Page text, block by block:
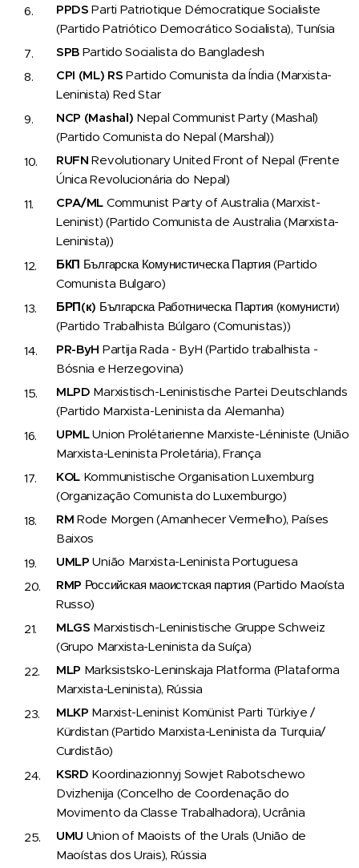
PPDS Parti Patriotique Démocratique Socialiste
(Partido Patriótico Democrático Socialista), Tunísia
SPB Partido Socialista do Bangladesh
CPI (ML) RSPartido Comunista da Índia (Marxista-
Leninista) Red Star
NCP (Mashal) Nepal Communist Party (Mashal)
(Partido Comunista do Nepal (Marshal))
RUFN Revolutionary United Front of Nepal (Frente
Única Revolucionária do Nepal)
CPA/ML Communist Party of Australia (Marxist-
Leninist) (Partido Comunista de Australia (Marxista-
Leninista))
БКП Българска Комунистическа Партия (Partido
Comunista Bulgaro)
БРП(к) Българска Работническа Партия (комунисти)
(Partido Trabalhista Búlgaro (Comunistas))
PR-ByH Partija Rada - ByH (Partido trabalhista -
Bósnia e Herzegovina)
MLPD Marxistisch-Leninistische Partei Deutschlands
(Partido Marxista-Leninista da Alemanha)
UPMLUnion Prolétarienne Marxiste-Léniniste (União
Marxista-Leninista Proletária), França
KOL Kommunistische Organisation Luxemburg
(Organização Comunista do Luxemburgo)
RM Rode Morgen (Amanhecer Vermelho), Países
Baixos
UMLP União Marxista-Leninista Portuguesa
RMP Российская маоистская партия (Partido Maoísta
Russo)
MLGS Marxistisch-Leninistische Gruppe Schweiz
(Grupo Marxista-Leninista da Suíça)
MLP Marksistsko-Leninskaja Platforma (Plataforma
Marxista-Leninista), Rússia
MLKP Marxist-Leninist Komünist Parti Türkiye /
Kürdistan (Partido Marxista-Leninista da Turquia/
Curdistão)
KSRD Koordinazionnyj Sowjet Rabotschewo
Dvizhenija (Concelho de Coordenação do
Movimento da Classe Trabalhadora), Ucrânia
UMU Union of Maoists of the Urals (União de
Maoístas dos Urais), Rússia